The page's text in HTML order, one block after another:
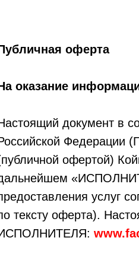
оферта
оказание
документ в
Федерации
офертой)
услуг
тексту оферта).